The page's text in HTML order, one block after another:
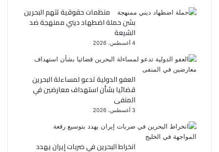
منظمات حقوقية تتهم البحرين
بشن حملة اضطهاد ديني ممنهجة ضد
الشيعة
4 أغسطس، 2026
العفو الدولية تدعو لمساءلة البحرين
قضائيا بشأن استهداف معارضين في
المنفى
3 أغسطس، 2026
انخراط البحرين في ضربات إيران يهدد